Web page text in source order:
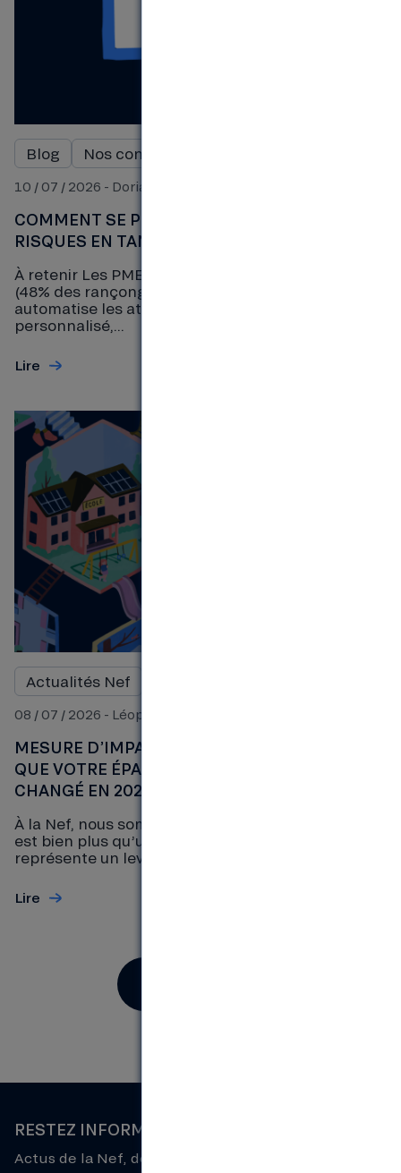
Blog Nos conseils financiers pour les pros
10 / 07 / 2026 - Dorian
COMMENT SE PROTÉGER DES CYBER
RISQUES EN TANT QU’ENTREPRISE EN 2026 ?
À retenir Les PME/TPE sont des cibles privilégiées
(48% des rançongiciels en 2025). L’IA générative
automatise les attaques (phishing ultra-
personnalisé,...
Lire
Actualités Nef
08 / 07 / 2026 - Léopold
MESURE D’IMPACT DES FINANCEMENTS : CE
QUE VOTRE ÉPARGNE A CONCRÈTEMENT
CHANGÉ EN 2025
À la Nef, nous sommes convaincus que le crédit
est bien plus qu’un simple outil financier. Il
représente un levier...
Lire
RESTEZ INFORMÉS !
Actus de la Nef, découverte d'initiatives de la